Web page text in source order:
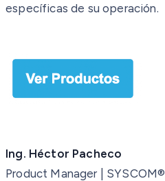
específicas de su operación.
Ing. Héctor Pacheco
Product Manager | SYSCOM®